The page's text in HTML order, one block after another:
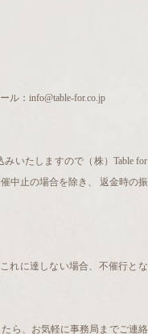
ル：info@table-for.co.jp
いたしますので（株）Table
中止の場合を除き、 返金時の
れに達しない場合、不催行と
ら、お気軽に事務局までご連